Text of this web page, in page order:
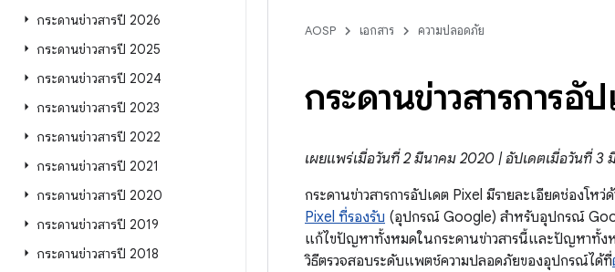
กระดานข่าวสารปี 2026
กระดานข่าวสารปี 2025
กระดานข่าวสารปี 2024
กระดานข่าวสารปี 2023
กระดานข่าวสารปี 2022
กระดานข่าวสารปี 2021
กระดานข่าวสารปี 2020
กระดานข่าวสารปี 2019
กระดานข่าวสารปี 2018
AOSP เอกสาร ความปลอดภัย
กระดานข่าวสารการ
เผยแพร่เมื่อวันที่ 2 มีนาคม 2020 | อัปเดตเมื่อวันที่ 3
กระดานข่าวสารการอัปเดต Pixel มีรายละเอียดช่องโ
Pixel ที่รองรับ (อุปกรณ์ Google) สำหรับอุปกรณ์
แก้ไขปัญหาทั้งหมดในกระดานข่าวสารนี้และปัญหาทั้ง
วิธีตรวจสอบระดับแพตช์ความปลอดภัยของอุปกรณ์ได้ที่